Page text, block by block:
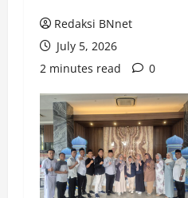
Redaksi BNnet
July 5, 2026
2 minutes read
0